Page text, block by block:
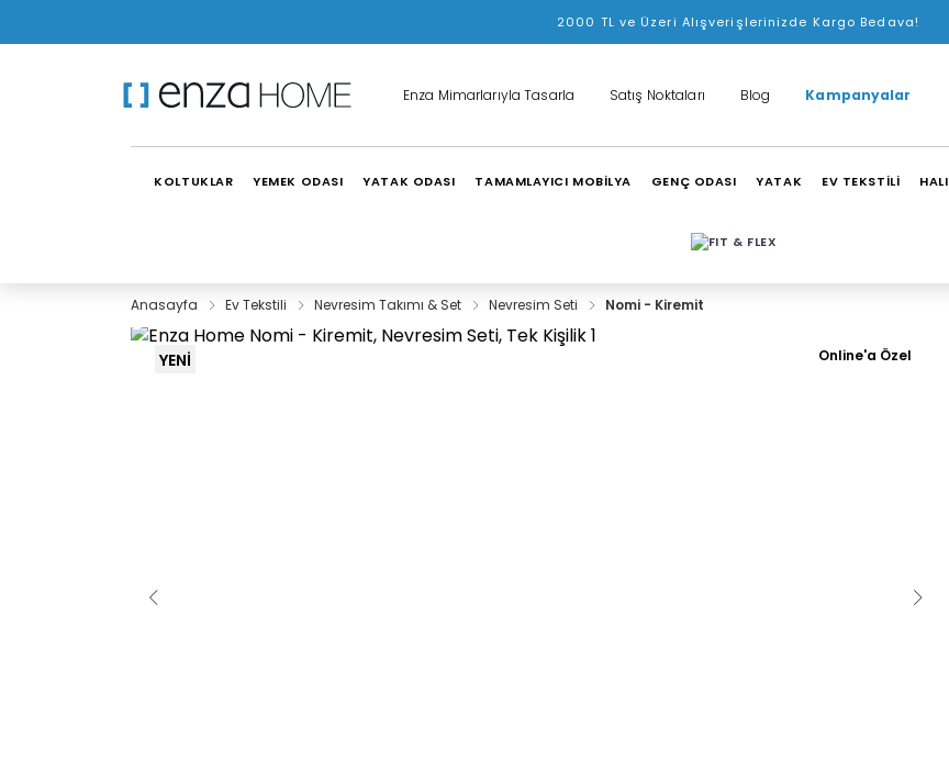
2000 TL ve Üzeri Alışverişlerinizde Kargo Bedava!
Enza Mimarlarıyla Tasarla Satış Noktaları Blog Kampanyalar
KOLTUKLAR YEMEK ODASI YATAK ODASI TAMAMLAYICI MOBİLYA GENÇ ODASI YATAK EV TEKSTİLİ HALI
Anasayfa Ev Tekstili Nevresim Takımı & Set Nevresim Seti Nomi - Kiremit
YENİ Online'a Özel